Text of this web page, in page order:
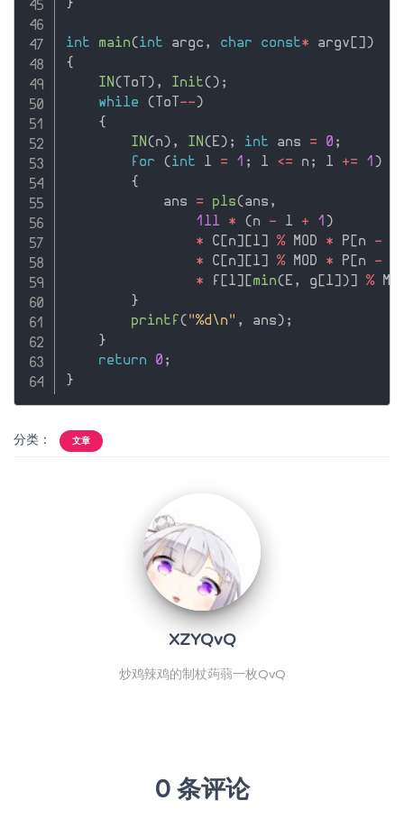
}
int main( int argc , char const* argv
)
{
IN ( ToT ) , Init( ) ;
while
( ToT -- )
{
IN ( n ) , IN ( E ) ; int ans = 0 ;
for
( int l = 1 ; l <= n ; l += 1 )
{
            ans
= pls( ans ,
1ll
* ( n - l + 1 )
* C n l % MOD * P n -
* C n l % MOD * P n -
* f l min( E , g l ) %
}
printf ( "%d\n" , ans ) ;
}
return
0 ;
}
分类： 文章
XZYQvQ
炒鸡辣鸡的制杖蒟蒻一枚QvQ
0 条评论